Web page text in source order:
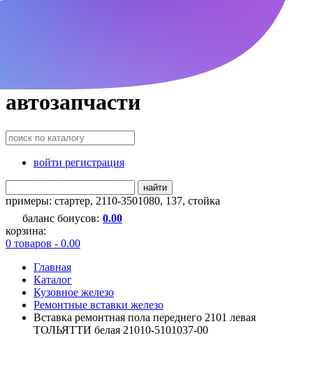
автозапчасти
войти регистрация
найти
примеры: стартер, 2110-3501080, 137, стойка
баланс бонусов: 0.00
корзина:
0 товаров - 0.00
Главная
Каталог
Кузовное железо
Ремонтные вставки железо
Вставка ремонтная пола переднего 2101 левая
ТОЛЬЯТТИ белая 21010-5101037-00